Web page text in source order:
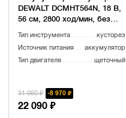
DEWALT DCMHT564N, 18 В,
56 см, 2800 ход/мин, без
Тип инструмента кусторез
Источник питания аккумулятор
Тип двигателя щеточный
31 060 ₽ 8 970 ₽
22 090 ₽